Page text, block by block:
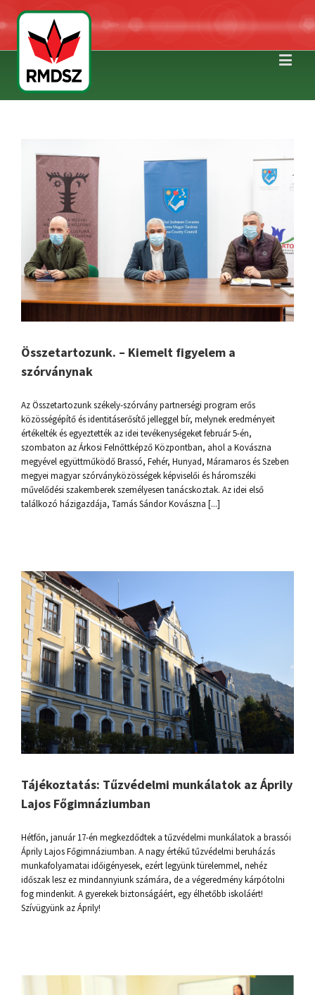
Összetartozunk. – Kiemelt figyelem a
szórványnak
Az Összetartozunk székely-szórvány partnerségi program erős
közösségépítő és identitáserősítő jelleggel bír, melynek eredményeit
értékelték és egyeztették az idei tevékenységeket február 5-én,
szombaton az Árkosi Felnőttképző Központban, ahol a Kovászna
megyével együttműködő Brassó, Fehér, Hunyad, Máramaros és Szeben
megyei magyar szórványközösségek képviselői és háromszéki
művelődési szakemberek személyesen tanácskoztak. Az idei első
találkozó házigazdája, Tamás Sándor Kovászna [...]
Tájékoztatás: Tűzvédelmi munkálatok az Áprily
Lajos Főgimnáziumban
Hétfőn, január 17-én megkezdődtek a tűzvédelmi munkálatok a brassói
Áprily Lajos Főgimnáziumban. A nagy értékű tűzvédelmi beruházás
munkafolyamatai időigényesek, ezért legyünk türelemmel, nehéz
időszak lesz ez mindannyiunk számára, de a végeredmény kárpótolni
fog mindenkit. A gyerekek biztonságáért, egy élhetőbb iskoláért!
Szívügyünk az Áprily!